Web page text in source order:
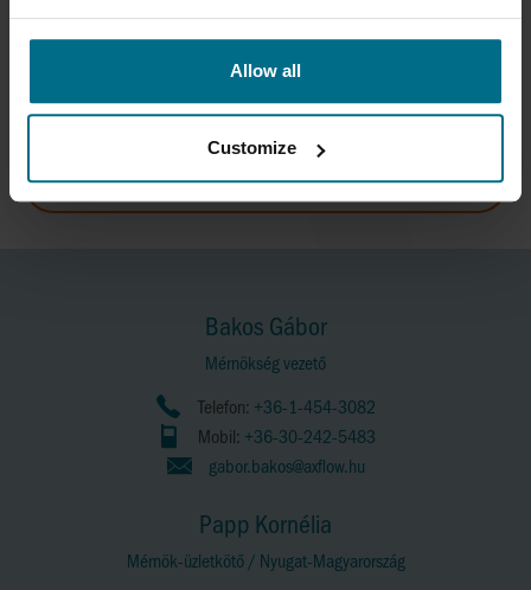
Allow all
Customize
Tömlőszivattyúk 25 m3/ óra térfogatáramig
Max. térfogatáram 42 m³/h
TÖBB MEGTEKINTÉSE SOROZATOK
Bakos Gábor
Mérnökség vezető
Telefon: +36-1-454-3082
Mobil: +36-30-242-5483
gabor.bakos@axflow.hu
Papp Kornélia
Mérnök-üzletkötő / Nyugat-Magyarország